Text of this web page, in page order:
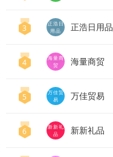
3
正浩日
用品
正浩日用品
4
海量商
贸
海量商贸
5
万佳贸
易
万佳贸易
6
新新礼
品
新新礼品